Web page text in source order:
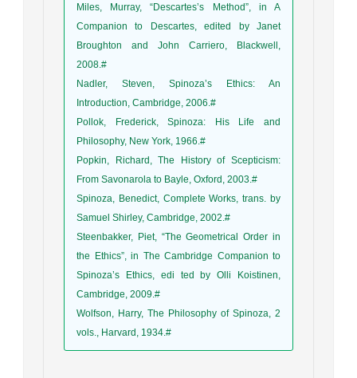
Miles, Murray, “Descartes’s Method”, in A
Companion to Descartes, edited by Janet
Broughton and John Carriero, Blackwell,
2008.#
Nadler, Steven, Spinoza’s Ethics: An
Introduction, Cambridge, 2006.#
Pollok, Frederick, Spinoza: His Life and
Philosophy, New York, 1966.#
Popkin, Richard, The History of Scepticism:
From Savonarola to Bayle, Oxford, 2003.#
Spinoza, Benedict, Complete Works, trans. by
Samuel Shirley, Cambridge, 2002.#
Steenbakker, Piet, “The Geometrical Order in
the Ethics”, in The Cambridge Companion to
Spinoza’s Ethics, edi ted by Olli Koistinen,
Cambridge, 2009.#
Wolfson, Harry, The Philosophy of Spinoza, 2
vols., Harvard, 1934.#